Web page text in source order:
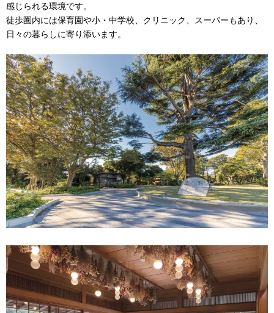
感じられる環境です。
徒歩圏内には保育園や小・中学校、クリニック、スーパーもあり、
日々の暮らしに寄り添います。